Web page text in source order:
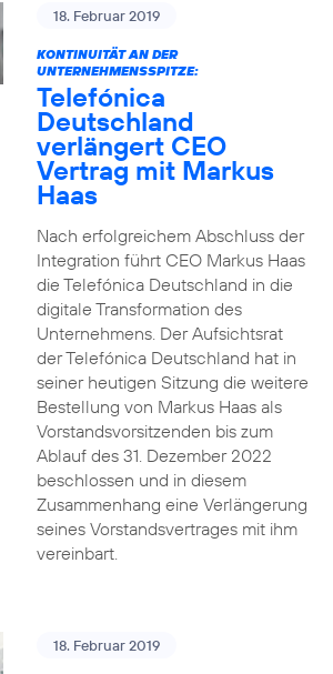
18. Februar 2019
KONTINUITÄT AN DER
UNTERNEHMENSSPITZE:
Telefónica
Deutschland
verlängert CEO
Vertrag mit Markus
Haas
Nach erfolgreichem Abschluss der
Integration führt CEO Markus Haas
die Telefónica Deutschland in die
digitale Transformation des
Unternehmens. Der Aufsichtsrat
der Telefónica Deutschland hat in
seiner heutigen Sitzung die weitere
Bestellung von Markus Haas als
Vorstandsvorsitzenden bis zum
Ablauf des 31. Dezember 2022
beschlossen und in diesem
Zusammenhang eine Verlängerung
seines Vorstandsvertrages mit ihm
vereinbart.
18. Februar 2019